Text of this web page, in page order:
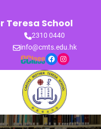
Teresa School
2310 0440
info@cmts.edu.hk
Facebook Instagram